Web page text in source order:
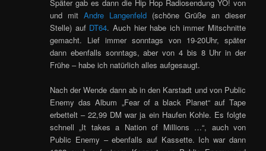
Später gab es dann die Hip Hop Radiosendung YO! von
und mitAndre Langenfeld (schöne Grüße an dieser
Stelle) auf DT64. Auch hier habe ich immer Mitschnitte
gemacht. Lief immer sonntags von 19-20Uhr, später
dann ebenfalls sonntags, aber von 4 bis 8 Uhr in der
Frühe – habe ich natürlich alles aufgesaugt.
Nach der Wende dann ab in den Karstadt und von Public
Enemy das Album „Fear of a black Planet“ auf Tape
erbettelt – 22,99 DM war ja ein Haufen Kohle. Es folgte
schnell „It takes a Nation of Millions …“, auch von
Public Enemy – ebenfalls auf Kassette. Ich war dann